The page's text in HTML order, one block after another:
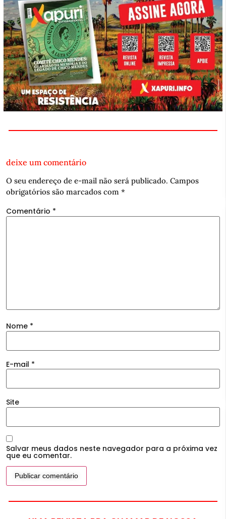
deixe um comentário
O seu endereço de e-mail não será publicado. Campos
obrigatórios são marcados com *
Comentário *
Nome *
E-mail *
Site
Salvar meus dados neste navegador para a próxima vez
que eu comentar.